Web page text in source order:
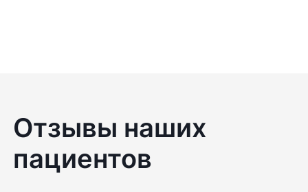
Отзывы наших
пациентов